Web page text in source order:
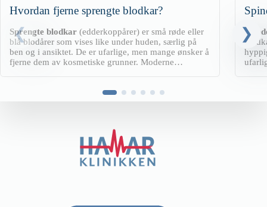
Hvordan fjerne sprengte blodkar?
Sprengte blodkar (edderkoppårer) er små røde eller
blå blodårer som vises like under huden, særlig på
ben og i ansiktet. De er ufarlige, men mange ønsker å
fjerne dem av kosmetiske grunner. Moderne